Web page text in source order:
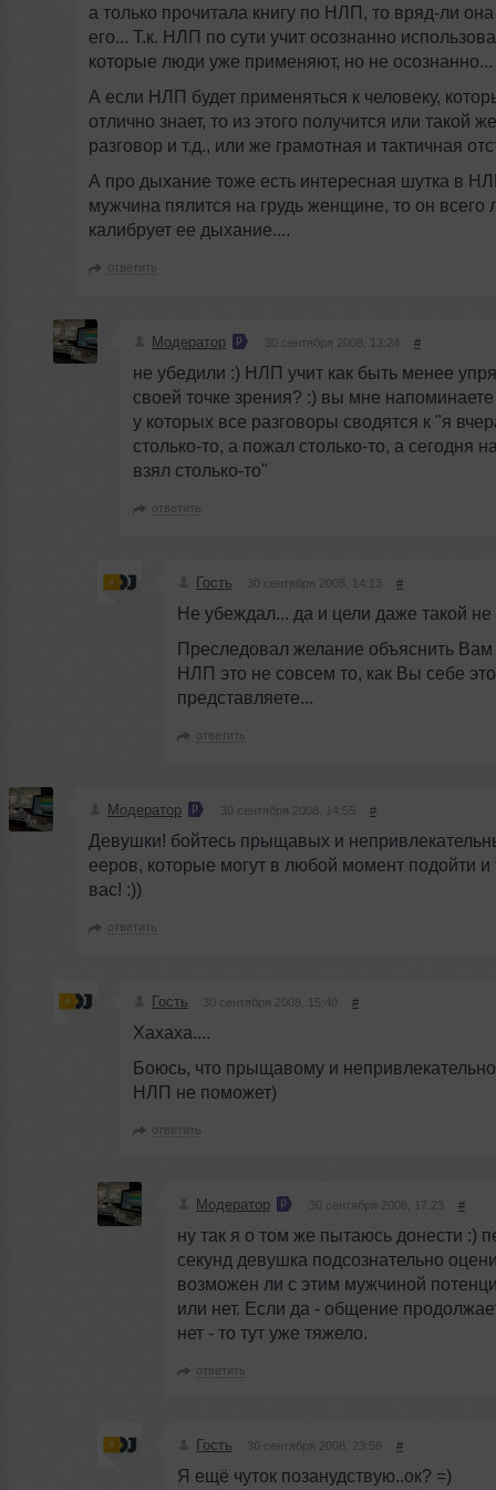
а только прочитала книгу по НЛП, то вряд-ли
его... Т.к. НЛП по сути учит осознанно
которые люди уже применяют, но не осознанно...
А если НЛП будет применяться к человеку,
отлично знает, то из этого получится или такой
разговор и т.д., или же грамотная и тактичная
А про дыхание тоже есть интересная шутка в
мужчина пялится на грудь женщине, то он всего
калибрует ее дыхание....
ответить
Модератор 30 сентября 2008, 13:24 #
не убедили :) НЛП учит как быть менее
своей точке зрения? :) вы мне
у которых все разговоры сводятся к "я
столько-то, а пожал столько-то, а сегодня
взял столько-то"
ответить
Гость 30 сентября 2008, 14:13 #
Не убеждал... да и цели даже такой не
Преследовал желание объяснить Вам
НЛП это не совсем то, как Вы себе это
представляете...
ответить
Модератор 30 сентября 2008, 14:55 #
Девушки! бойтесь прыщавых и
ееров, которые могут в любой момент подойти и
вас! :))
ответить
Гость 30 сентября 2008, 15:40 #
Хахаха....
Боюсь, что прыщавому и
НЛП не поможет)
ответить
Модератор 30 сентября 2008, 17:23 #
ну так я о том же пытаюсь донести :)
секунд девушка подсознательно
возможен ли с этим мужчиной
или нет. Если да - общение
нет - то тут уже тяжело.
ответить
Гость 30 сентября 2008, 23:58 #
Я ещё чуток позанудствую..ок? =)